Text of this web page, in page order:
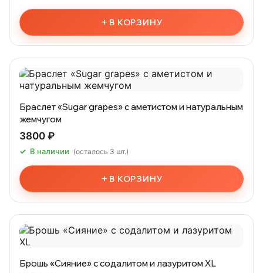
+ В КОРЗИНУ
Браслет «Sugar grapes» с аметистом и натуральным
жемчугом
3800 ₽
В наличии (осталось 3 шт.)
+ В КОРЗИНУ
Брошь «Сияние» с содалитом и лазуритом XL